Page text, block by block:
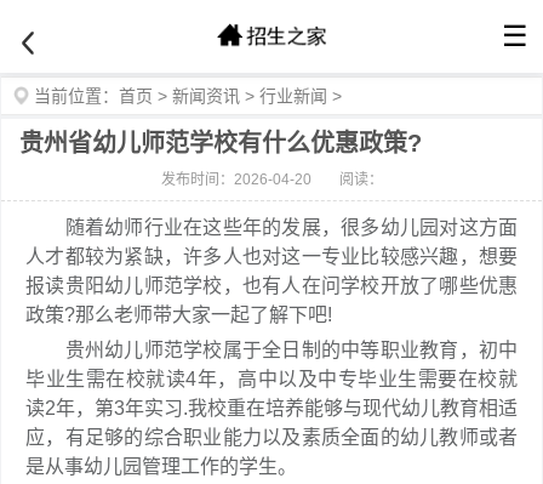
☰
当前位置： 首页 > 新闻资讯 > 行业新闻 >
贵州省幼儿师范学校有什么优惠政策?
发布时间：2026-04-20 阅读：
随着幼师行业在这些年的发展，很多幼儿园对这方面
人才都较为紧缺，许多人也对这一专业比较感兴趣，想要
报读贵阳幼儿师范学校，也有人在问学校开放了哪些优惠
政策?那么老师带大家一起了解下吧!
贵州幼儿师范学校属于全日制的中等职业教育，初中
毕业生需在校就读4年，高中以及中专毕业生需要在校就
读2年，第3年实习.我校重在培养能够与现代幼儿教育相适
应，有足够的综合职业能力以及素质全面的幼儿教师或者
是从事幼儿园管理工作的学生。